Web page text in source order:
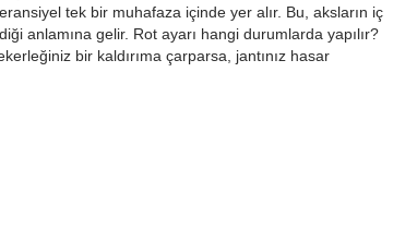
tek bir muhafaza içinde yer alır. Bu, aksların iç
anlamına gelir. Rot ayarı hangi durumlarda yapılır?
bir kaldırıma çarparsa, jantınız hasar